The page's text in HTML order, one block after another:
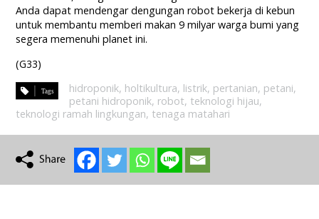
Anda dapat mendengar dengungan robot bekerja di kebun
untuk membantu memberi makan 9 milyar warga bumi yang
segera memenuhi planet ini.
(G33)
hidroponik, holtikultura, listrik, pertanian, petani,
petani hidroponik, robot, teknologi hijau,
teknologi ramah lingkungan, tenaga matahari